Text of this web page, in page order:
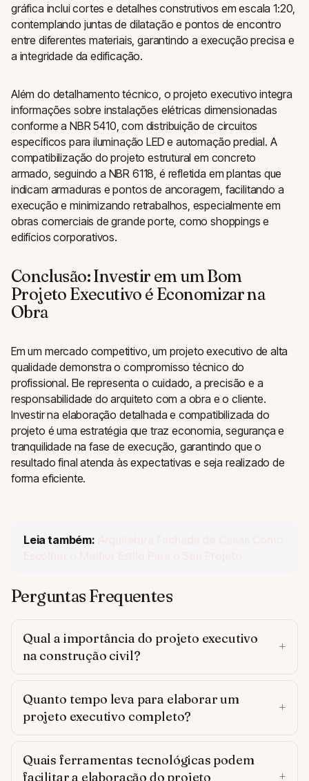
gráfica inclui cortes e detalhes construtivos em escala 1:20,
contemplando juntas de dilatação e pontos de encontro
entre diferentes materiais, garantindo a execução precisa e
a integridade da edificação.
Além do detalhamento técnico, o projeto executivo integra
informações sobre instalações elétricas dimensionadas
conforme a NBR 5410, com distribuição de circuitos
específicos para iluminação LED e automação predial. A
compatibilização do projeto estrutural em concreto
armado, seguindo a NBR 6118, é refletida em plantas que
indicam armaduras e pontos de ancoragem, facilitando a
execução e minimizando retrabalhos, especialmente em
obras comerciais de grande porte, como shoppings e
edifícios corporativos.
Conclusão: Investir em um Bom
Projeto Executivo é Economizar na
Obra
Em um mercado competitivo, um projeto executivo de alta
qualidade demonstra o compromisso técnico do
profissional. Ele representa o cuidado, a precisão e a
responsabilidade do arquiteto com a obra e o cliente.
Investir na elaboração detalhada e compatibilizada do
projeto é uma estratégia que traz economia, segurança e
tranquilidade na fase de execução, garantindo que o
resultado final atenda às expectativas e seja realizado de
forma eficiente.
Leia também:
Perguntas Frequentes
Qual a importância do projeto executivo
na construção civil?
Quanto tempo leva para elaborar um
projeto executivo completo?
Quais ferramentas tecnológicas podem
facilitar a elaboração do projeto